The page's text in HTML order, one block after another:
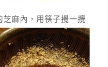
麻內，用筷子攪一攪